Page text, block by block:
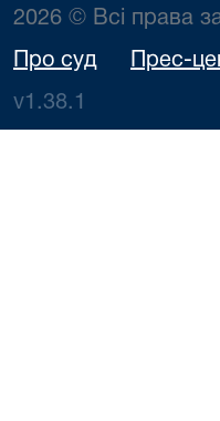
2026 © Всі права
Про суд Прес-
v1.38.1